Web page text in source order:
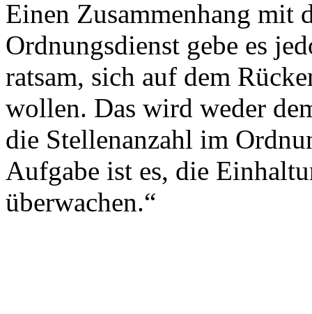
Einen Zusammenhang mit
Ordnungsdienst gebe es
ratsam, sich auf dem
wollen. Das wird weder
die Stellenanzahl im
Aufgabe ist es, die
überwachen.“